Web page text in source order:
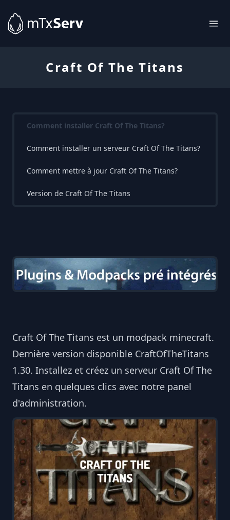
Craft Of The Titans
Comment installer Craft Of The Titans?
Comment installer un serveur Craft Of The Titans?
Comment mettre à jour Craft Of The Titans?
Version de Craft Of The Titans
Craft Of The Titans est un modpack minecraft.
Dernière version disponible CraftOfTheTitans
1.30. Installez et créez un serveur Craft Of The
Titans en quelques clics avec notre panel
d'administration.